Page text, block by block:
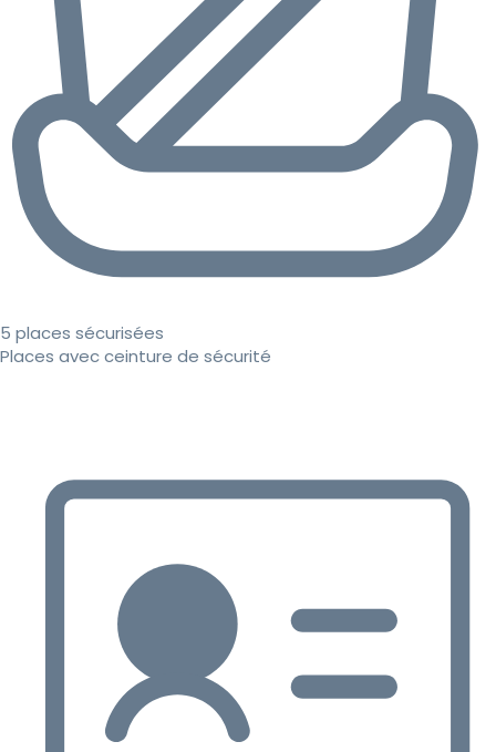
5 places sécurisées
Places avec ceinture de sécurité